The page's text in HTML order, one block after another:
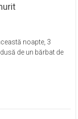
noapte, 3
de un bărbat de